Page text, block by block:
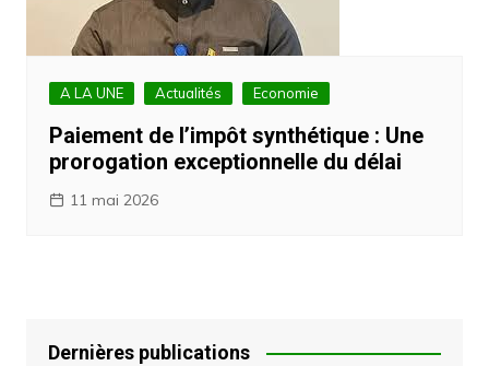
A LA UNE Actualités Economie
Paiement de l’impôt synthétique : Une
prorogation exceptionnelle du délai
11 mai 2026
Dernières publications